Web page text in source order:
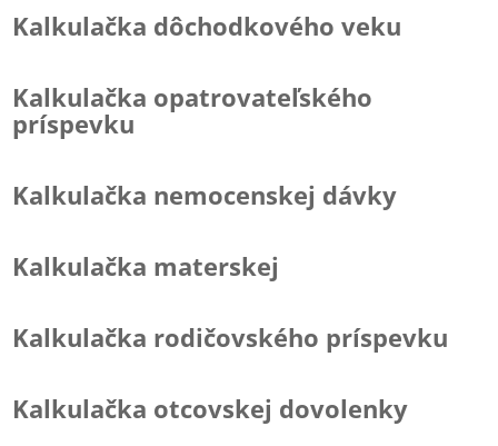
Kalkulačka dôchodkového veku
Kalkulačka opatrovateľského
príspevku
Kalkulačka nemocenskej dávky
Kalkulačka materskej
Kalkulačka rodičovského príspevku
Kalkulačka otcovskej dovolenky